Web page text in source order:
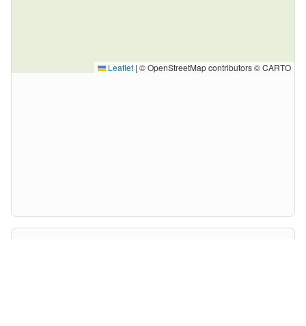
Leaflet | © OpenStreetMap contributors © CARTO